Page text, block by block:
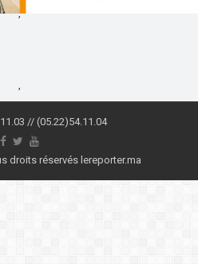
,
,
// (05.22)54.11.04
droits réservés lereporter.ma